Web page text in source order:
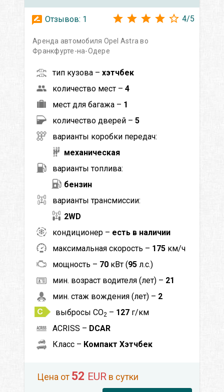
Отзывов: 1 4/5
Аренда автомобиля Opel Astra во
Франкфурте-на-Одере
тип кузова – хэтчбек
количество мест – 4
мест для багажа – 1
количество дверей – 5
варианты коробки передач:
механическая
варианты топлива:
бензин
варианты трансмиссии:
2WD
кондиционер – есть в наличии
максимальная скорость – 175 км/ч
мощность – 70 кВт (95 л.с.)
мин. возраст водителя (лет) – 21
мин. стаж вождения (лет) – 2
выбросы CO2 – 127 г/км
ACRISS – DCAR
Класс – Компакт Хэтчбек
Цена от 52 EUR в сутки